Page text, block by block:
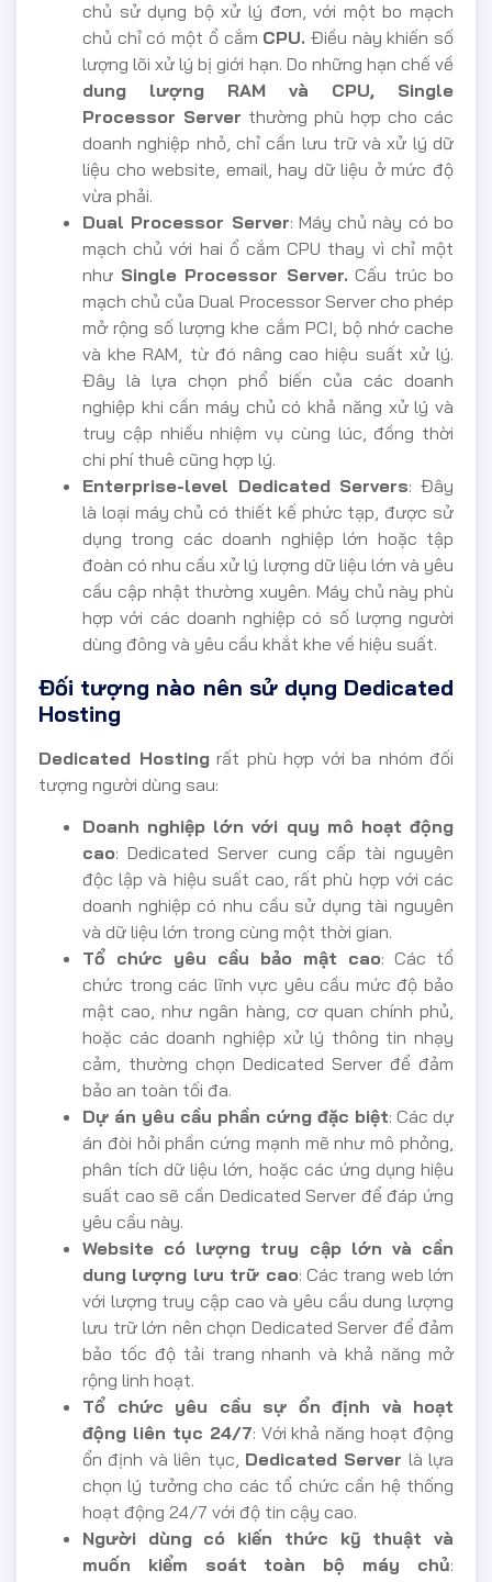
chủ sử dụng bộ xử lý đơn, với một bo mạch
chủ chỉ có một ổ cắm CPU. Điều này khiến số
lượng lõi xử lý bị giới hạn. Do những hạn chế về
dung lượng RAM và CPU, Single
Processor Server thường phù hợp cho các
doanh nghiệp nhỏ, chỉ cần lưu trữ và xử lý dữ
liệu cho website, email, hay dữ liệu ở mức độ
vừa phải.
Dual Processor Server: Máy chủ này có bo
mạch chủ với hai ổ cắm CPU thay vì chỉ một
như Single Processor Server. Cấu trúc bo
mạch chủ của Dual Processor Server cho phép
mở rộng số lượng khe cắm PCI, bộ nhớ cache
và khe RAM, từ đó nâng cao hiệu suất xử lý.
Đây là lựa chọn phổ biến của các doanh
nghiệp khi cần máy chủ có khả năng xử lý và
truy cập nhiều nhiệm vụ cùng lúc, đồng thời
chi phí thuê cũng hợp lý.
Enterprise-level Dedicated Servers: Đây
là loại máy chủ có thiết kế phức tạp, được sử
dụng trong các doanh nghiệp lớn hoặc tập
đoàn có nhu cầu xử lý lượng dữ liệu lớn và yêu
cầu cập nhật thường xuyên. Máy chủ này phù
hợp với các doanh nghiệp có số lượng người
dùng đông và yêu cầu khắt khe về hiệu suất.
Đối tượng nào nên sử dụng Dedicated
Hosting
Dedicated Hostingrất phù hợp với ba nhóm đối
tượng người dùng sau:
Doanh nghiệp lớn với quy mô hoạt động
cao: Dedicated Server cung cấp tài nguyên
độc lập và hiệu suất cao, rất phù hợp với các
doanh nghiệp có nhu cầu sử dụng tài nguyên
và dữ liệu lớn trong cùng một thời gian.
Tổ chức yêu cầu bảo mật cao: Các tổ
chức trong các lĩnh vực yêu cầu mức độ bảo
mật cao, như ngân hàng, cơ quan chính phủ,
hoặc các doanh nghiệp xử lý thông tin nhạy
cảm, thường chọn Dedicated Server để đảm
bảo an toàn tối đa.
Dự án yêu cầu phần cứng đặc biệt: Các dự
án đòi hỏi phần cứng mạnh mẽ như mô phỏng,
phân tích dữ liệu lớn, hoặc các ứng dụng hiệu
suất cao sẽ cần Dedicated Server để đáp ứng
yêu cầu này.
Website có lượng truy cập lớn và cần
dung lượng lưu trữ cao: Các trang web lớn
với lượng truy cập cao và yêu cầu dung lượng
lưu trữ lớn nên chọn Dedicated Server để đảm
bảo tốc độ tải trang nhanh và khả năng mở
rộng linh hoạt.
Tổ chức yêu cầu sự ổn định và hoạt
động liên tục 24/7: Với khả năng hoạt động
ổn định và liên tục, Dedicated Server là lựa
chọn lý tưởng cho các tổ chức cần hệ thống
hoạt động 24/7 với độ tin cậy cao.
Người dùng có kiến thức kỹ thuật và
muốn kiểm soát toàn bộ máy chủ: